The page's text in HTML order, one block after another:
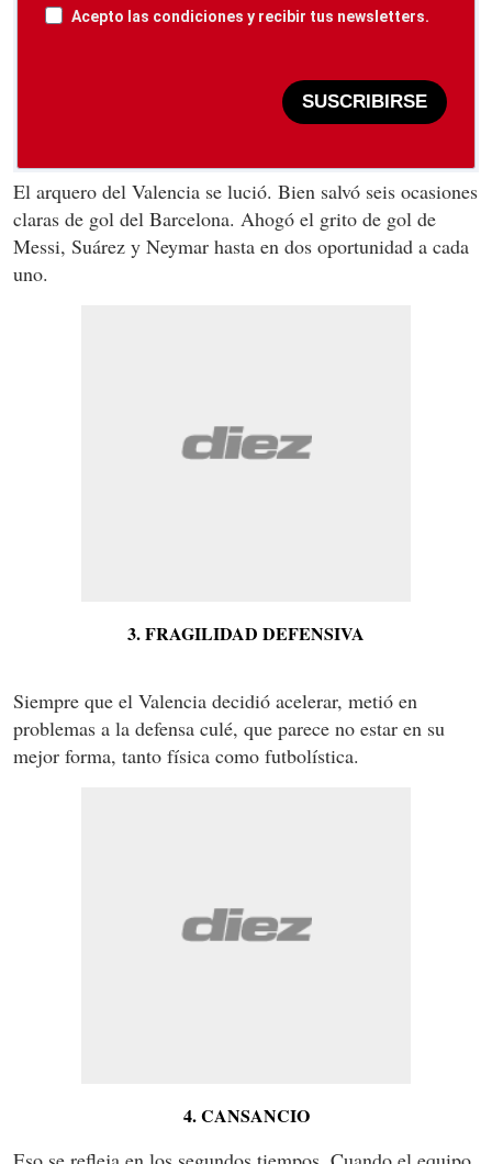
Acepto las condiciones y recibir tus newsletters.
SUSCRIBIRSE
El arquero del Valencia se lució. Bien salvó seis ocasiones
claras de gol del Barcelona. Ahogó el grito de gol de
Messi, Suárez y Neymar hasta en dos oportunidad a cada
uno.
3. FRAGILIDAD DEFENSIVA
Siempre que el Valencia decidió acelerar, metió en
problemas a la defensa culé, que parece no estar en su
mejor forma, tanto física como futbolística.
4. CANSANCIO